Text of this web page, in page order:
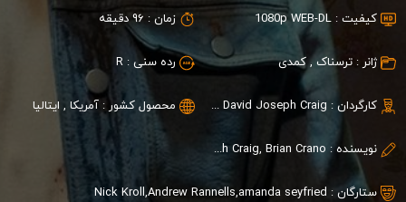
کیفیت : 1080p WEB-DL زمان : 96 دقیقه
ژانر : ترسناک ,کمدی رده سنی : R
کارگردان : Brian Crano , David Joseph Craig محصول کشور : آمریکا, ایتالیا
نویسنده : David Joseph Craig, Brian Crano
ستارگان : Nick Kroll,Andrew Rannells,amanda seyfried